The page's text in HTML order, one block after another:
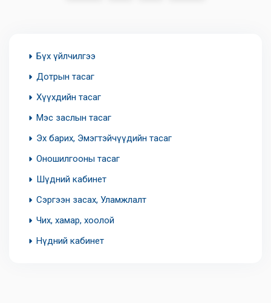
Бүх үйлчилгээ
Дотрын тасаг
Хүүхдийн тасаг
Мэс заслын тасаг
Эх барих, Эмэгтэйчүүдийн тасаг
Оношилгооны тасаг
Шүдний кабинет
Сэргээн засах, Уламжлалт
Чих, хамар, хоолой
Нүдний кабинет